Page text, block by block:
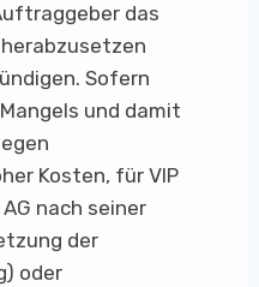
das
Sofern
und damit
Kosten, für VIP
nach seiner
der
oder